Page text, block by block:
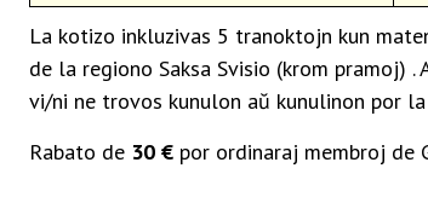
La kotizo inkluzivas 5 tranoktojn kun
de la regiono Saksa Svisio (krom pramoj)
vi/ni ne trovos kunulon aŭ kunulinon por la
Rabato de 30 € por ordinaraj membroj de